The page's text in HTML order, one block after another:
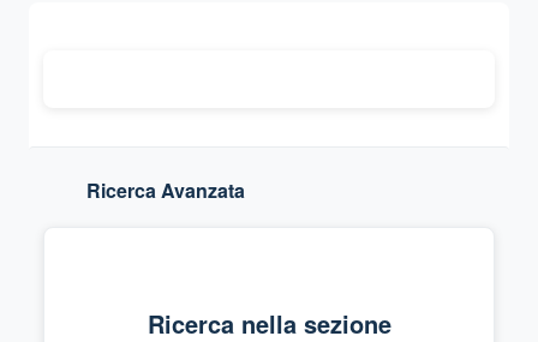
Ricerca Avanzata
Ricerca nella sezione